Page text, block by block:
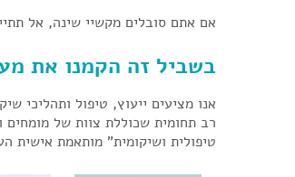
אם אתם סובלים מקשיי שינה, אל
בשביל זה הקמנו את
אנו מציעים ייעוץ, טיפול ותהליכי
רב תחומית שכוללת צוות של מומחים
טיפולית ושיקומית" מותאמת אישית